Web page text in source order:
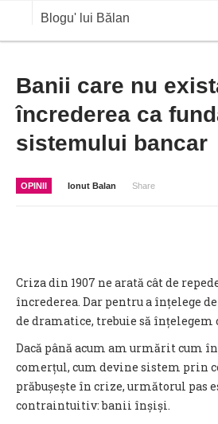
Blogu' lui Bălan
ANALIZE
BLOG IN DIALOG
Banii care nu
încrederea ca
sistemului bancar
OPINII Ionut Balan Share
Criza din 1907 ne arată cât de
încrederea. Dar pentru a înțelege
de dramatice, trebuie să înțelegem
Dacă până acum am urmărit cum
comerțul, cum devine sistem prin
prăbușește în crize, următorul pas
contraintuitiv: banii înșiși.